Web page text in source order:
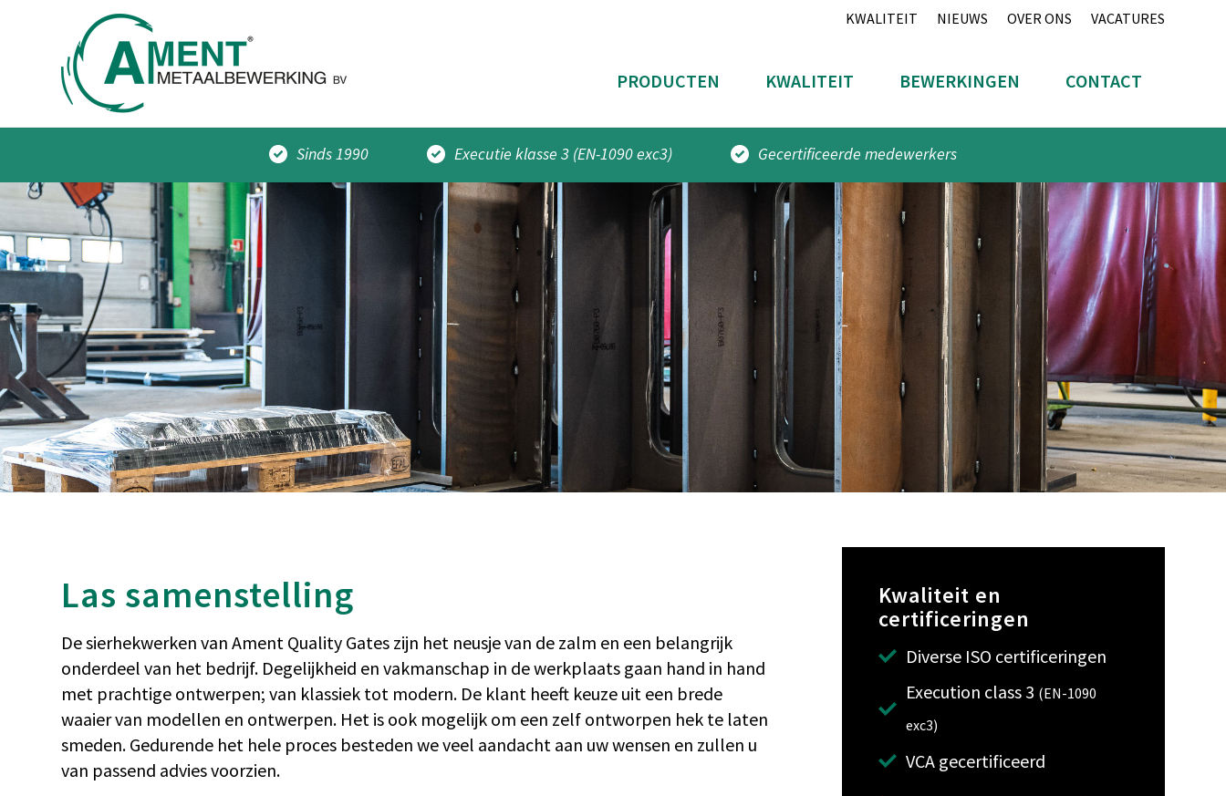
KWALITEIT NIEUWS OVER ONS VACATURES
PRODUCTEN KWALITEIT BEWERKINGEN CONTACT
Sinds 1990 Executie klasse 3 (EN-1090 exc3) Gecertificeerde medewerkers
Las samenstelling
De sierhekwerken van Ament Quality Gates zijn het neusje van de zalm en een belangrijk
onderdeel van het bedrijf. Degelijkheid en vakmanschap in de werkplaats gaan hand in hand
met prachtige ontwerpen; van klassiek tot modern. De klant heeft keuze uit een brede
waaier van modellen en ontwerpen. Het is ook mogelijk om een zelf ontworpen hek te laten
smeden. Gedurende het hele proces besteden we veel aandacht aan uw wensen en zullen u
van passend advies voorzien.
Kwaliteit en
certificeringen
Diverse ISO certificeringen
Execution class 3 (EN-1090
exc3)
VCA gecertificeerd